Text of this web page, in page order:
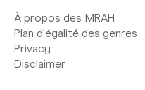
À propos des MRAH
Plan d'égalité des genres
Privacy
Disclaimer